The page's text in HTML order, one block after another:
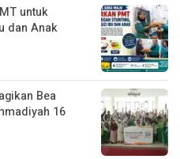
untuk
dan Anak
Bea
16